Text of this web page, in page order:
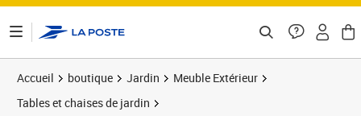
Accueil boutique Jardin
Meuble Extérieur
Tables et chaises de jardin